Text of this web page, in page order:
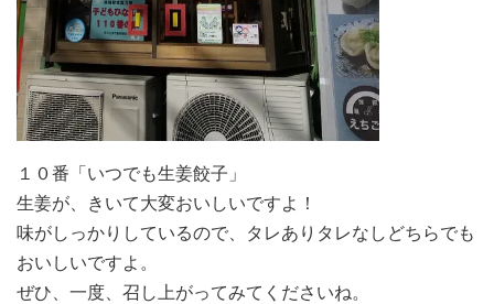
１０番「いつでも生姜餃子」
生姜が、きいて大変おいしいですよ！
味がしっかりしているので、タレありタレなしどちらでも
おいしいですよ。
ぜひ、一度、召し上がってみてくださいね。